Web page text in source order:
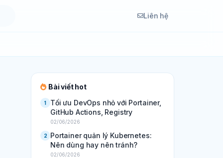
Liên hệ
Bài viết hot
1
Tối ưu DevOps nhỏ với Portainer,
GitHub Actions, Registry
02/06/2026
2
Portainer quản lý Kubernetes:
Nên dùng hay nên tránh?
02/06/2026